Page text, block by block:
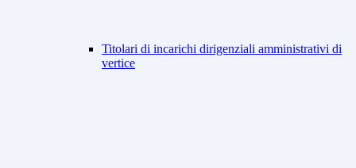
Titolari di incarichi dirigenziali amministrativi di
vertice